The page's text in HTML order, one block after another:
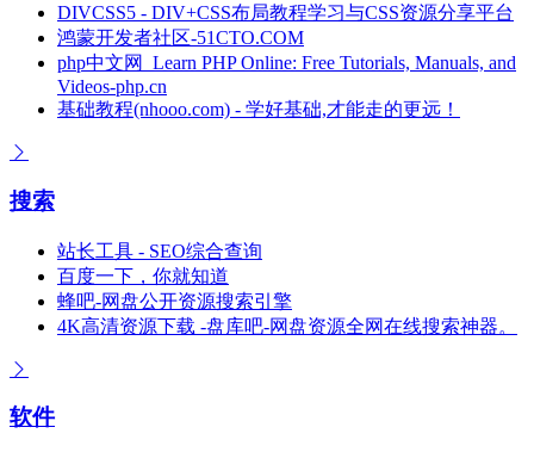
DIVCSS5 - DIV+CSS布局教程学习与CSS资源分享平台
鸿蒙开发者社区-51CTO.COM
php中文网_Learn PHP Online: Free Tutorials, Manuals, and
Videos-php.cn
基础教程(nhooo.com) - 学好基础,才能走的更远！
搜索
站长工具 - SEO综合查询
百度一下，你就知道
蜂吧-网盘公开资源搜索引擎
4K高清资源下载 -盘库吧-网盘资源全网在线搜索神器。
软件